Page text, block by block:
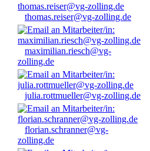
thomas.reiser@vg-zolling.de
maximilian.riesch@vg-
zolling.de
julia.rottmueller@vg-zolling.de
florian.schranner@vg-
zolling.de